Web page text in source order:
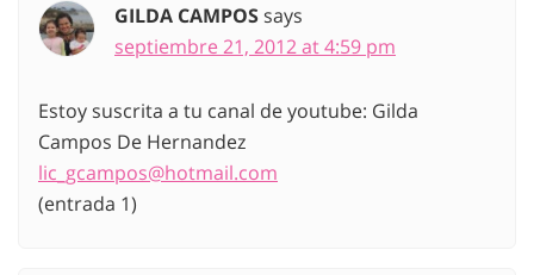
GILDA CAMPOSsays
septiembre 21, 2012 at 4:59 pm
Estoy suscrita a tu canal de youtube: Gilda
Campos De Hernandez
lic_gcampos@hotmail.com
(entrada 1)